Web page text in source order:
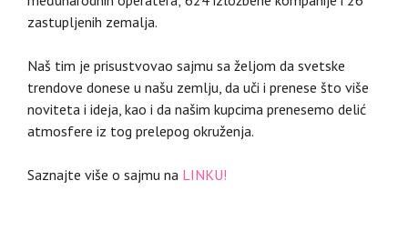
zastupljenih zemalja.
Naš tim je prisustvovao sajmu sa željom da svetske
trendove donese u našu zemlju, da uči i prenese što više
noviteta i ideja, kao i da našim kupcima prenesemo delić
atmosfere iz tog prelepog okruženja.
Saznajte više o sajmu na LINKU!